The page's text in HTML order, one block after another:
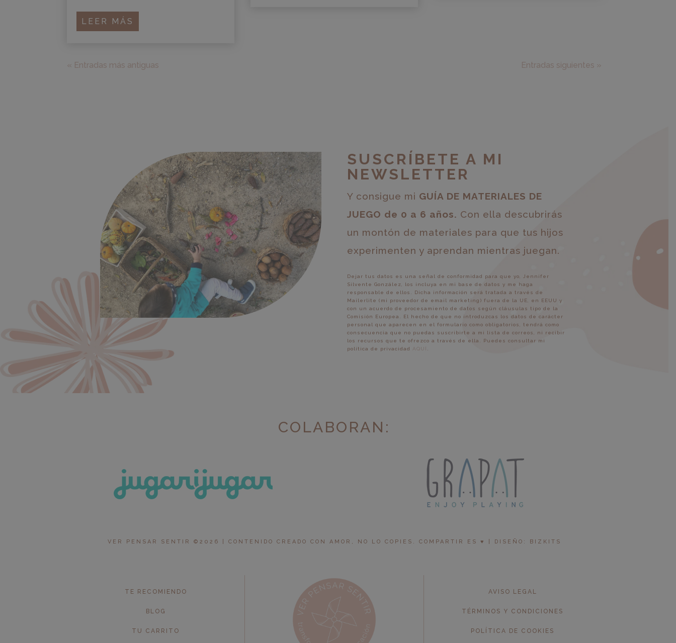
LEER MÁS
« Entradas más antiguas Entradas siguientes »
SUSCRÍBETE A MI
NEWSLETTER
Y consigue mi GUÍA DE MATERIALES DE
JUEGO de 0 a 6 años. Con ella descubrirás
un montón de materiales para que tus hijos
experimenten y aprendan mientras juegan.
Dejar tus datos es una señal de conformidad para que yo, Jennifer
Silvente González, los incluya en mi base de datos y me haga
responsable de ellos. Dicha información será tratada a través de
Mailerlite (mi proveedor de email marketing) fuera de la UE, en EEUU y
con un acuerdo de procesamiento de datos según cláusulas tipo de la
Comisión Europea. El hecho de que no introduzcas los datos de carácter
personal que aparecen en el formulario como obligatorios, tendrá como
consecuencia que no puedas suscribirte a mi lista de correos, ni recibir
los recursos que te ofrezco a través de ella. Puedes consultar mi
política de privacidad AQUÍ
COLABORAN:
VER PENSAR SENTIR ©2026 | CONTENIDO CREADO CON AMOR, NO LO COPIES. COMPARTIR ES ♥︎ | DISEÑO: BIZKITS
TE RECOMIENDO
BLOG
TU CARRITO
AVISO LEGAL
TÉRMINOS Y CONDICIONES
POLÍTICA DE COOKIES